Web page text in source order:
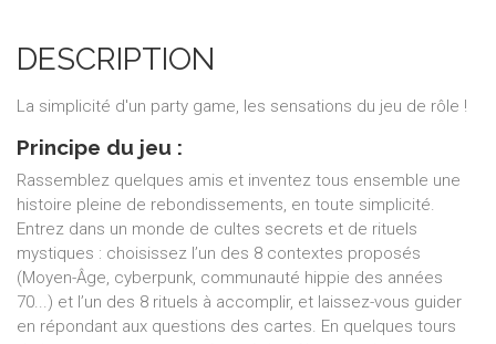
DESCRIPTION
La simplicité d'un party game, les sensations du jeu de rôle !
Principe du jeu :
Rassemblez quelques amis et inventez tous ensemble une
histoire pleine de rebondissements, en toute simplicité.
Entrez dans un monde de cultes secrets et de rituels
mystiques : choisissez l’un des 8 contextes proposés
(Moyen-Âge, cyberpunk, communauté hippie des années
70...) et l’un des 8 rituels à accomplir, et laissez-vous guider
en répondant aux questions des cartes. En quelques tours